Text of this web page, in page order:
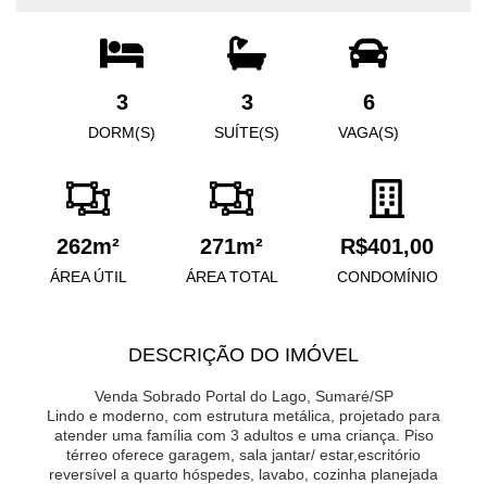
3
DORM(S)
3
SUÍTE(S)
6
VAGA(S)
262m²
ÁREA ÚTIL
271m²
ÁREA TOTAL
R$401,00
CONDOMÍNIO
DESCRIÇÃO DO IMÓVEL
Venda Sobrado Portal do Lago, Sumaré/SP
Lindo e moderno, com estrutura metálica, projetado para
atender uma família com 3 adultos e uma criança. Piso
térreo oferece garagem, sala jantar/ estar,escritório
reversível a quarto hóspedes, lavabo, cozinha planejada